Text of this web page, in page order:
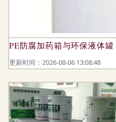
PE防腐加药箱与环保液体
更新时间：2026-08-06 13:08:48